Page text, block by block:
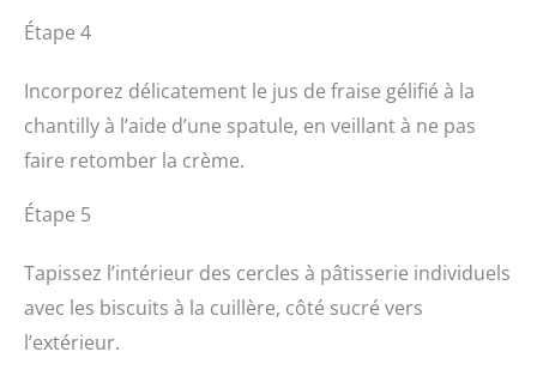
Étape 4
Incorporez délicatement le jus de fraise gélifié à la
chantilly à l’aide d’une spatule, en veillant à ne pas
faire retomber la crème.
Étape 5
Tapissez l’intérieur des cercles à pâtisserie individuels
avec les biscuits à la cuillère, côté sucré vers
l’extérieur.